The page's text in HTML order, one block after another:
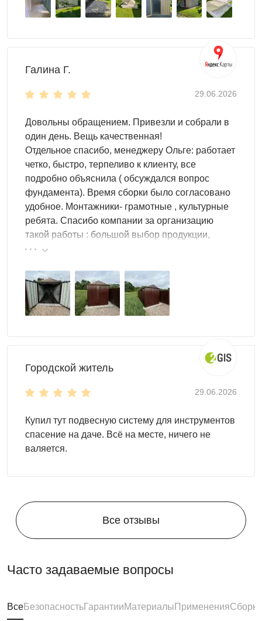
расстановки:
Галина Г.
29.06.2026
Довольны обращением. Привезли и собрали в
один день. Вещь качественная!
Отдельное спасибо, менеджеру Ольге: работает
четко, быстро, терпеливо к клиенту, все
подробно объяснила ( обсуждался вопрос
фундамента). Время сборки было согласовано
удобное. Монтажники- грамотные , культурные
ребята. Спасибо компании за организацию
такой работы : большой выбор продукции,
реальные цены.
Городской житель
29.06.2026
Купил тут подвесную систему для инструментов
спасение на даче. Всё на месте, ничего не
валяется.
Все отзывы
Часто задаваемые вопросы
ВсеБезопасность ГарантииМатериалы ПримененияСборка